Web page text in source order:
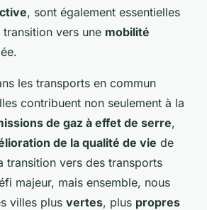
, sont également essentielles
vers une mobilité
les transports en commun
contribuent non seulement à la
de gaz à effet de serre,
de la qualité de vie de
transition vers des transports
majeur, mais ensemble, nous
villes plus vertes, plus propres